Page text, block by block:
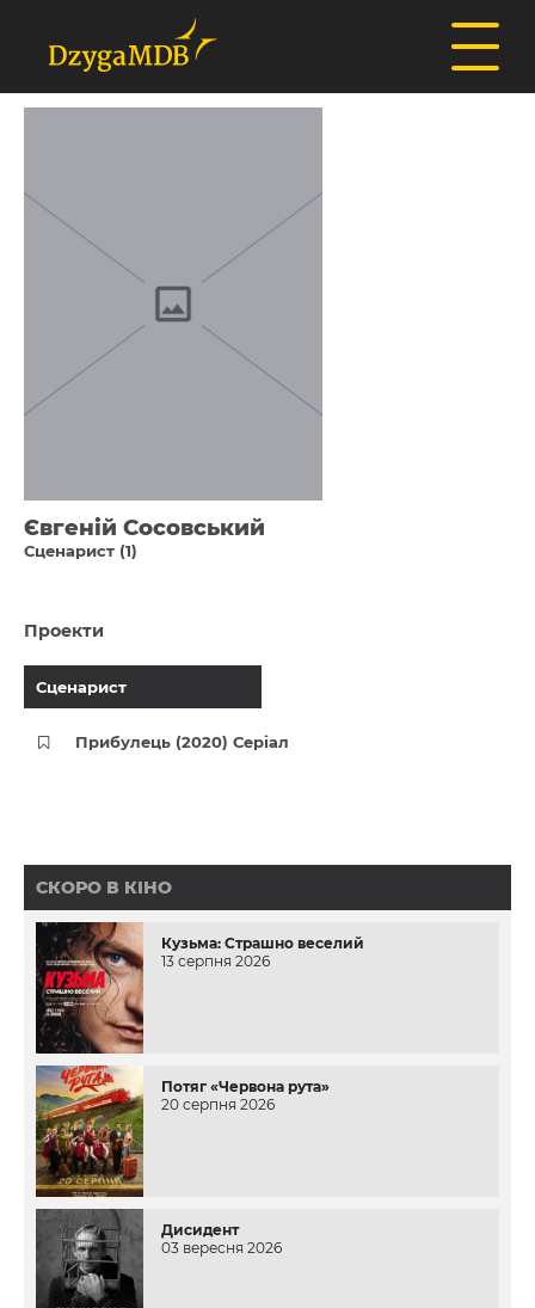
Євгеній Сосовський
Сценарист (1)
Проекти
Сценарист
Прибулець (2020) Серіал
СКОРО В КІНО
Кузьма: Страшно веселий
13 серпня 2026
Потяг «Червона рута»
20 серпня 2026
Дисидент
03 вересня 2026